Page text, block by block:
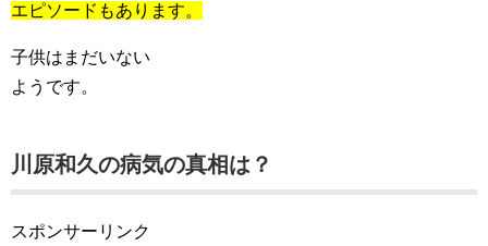
エピソードもあります。
子供はまだいない
ようです。
川原和久の病気の真相は？
スポンサーリンク